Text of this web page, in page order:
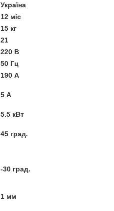
Україна
12 міс
15 кг
21
220 В
50 Гц
190 А
5 А
5.5 кВт
45 град.
-30 град.
1 мм